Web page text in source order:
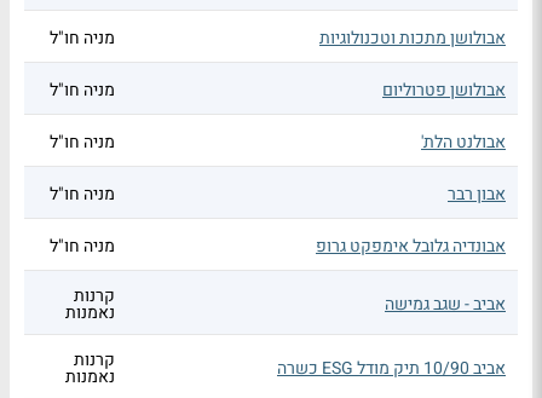
אבולושן מתכות וטכנולוגיות מניה חו"ל
אבולושן פטרוליום מניה חו"ל
אבולנט הלת' מניה חו"ל
אבון רבר מניה חו"ל
אבונדיה גלובל אימפקט גרופ מניה חו"ל
אביב - שגב גמישה קרנות
נאמנות
אביב 10/90 תיק מודל ESG כשרה קרנות
נאמנות